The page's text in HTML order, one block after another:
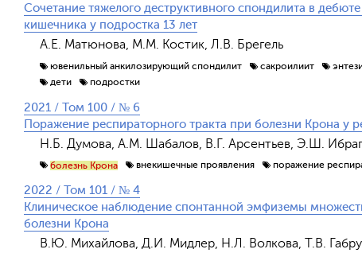
Сочетание тяжелого деструктивного спондилита в
кишечника у подростка 13 лет
А.Е. Матюнова, М.М. Костик, Л.В. Брегель
ювенильный анкилозирующий спондилит сакроилиит
дети
подростки
2021 / Том 100 / № 6
Поражение респираторного тракта при болезни Крона у
Н.Б. Думова, А.М. Шабалов, В.Г. Арсентьев, Э.Ш.
болезнь Крона внекишечные проявления поражение
2022 / Том 101 / № 4
Клиническое наблюдение спонтанной эмфиземы
болезни Крона
В.Ю. Михайлова, Д.И. Мидлер, Н.Л. Волкова, Т.В.